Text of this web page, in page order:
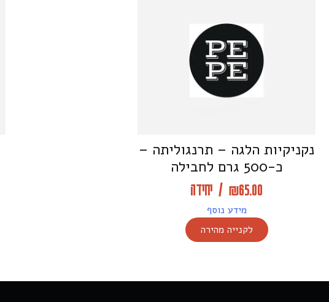
נקניקיות הלגה – תרנגוליתה –
כ-500 גרם לחבילה
₪65.00
/ יחידה
מידע נוסף
לקנייה מהירה